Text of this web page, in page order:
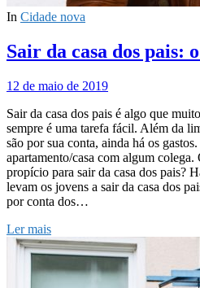
In Cidade nova
Sair da casa dos pais:
12 de maio de 2019
Sair da casa dos pais é algo que
sempre é uma tarefa fácil. Além da
são por sua conta, ainda há os
apartamento/casa com algum
propício para sair da casa dos pais?
levam os jovens a sair da casa dos
por conta dos…
Ler mais